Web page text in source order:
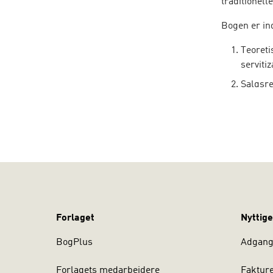
Bogen er
advokater
men kan
Forlaget
BogPlus
Forlagets medarbejdere